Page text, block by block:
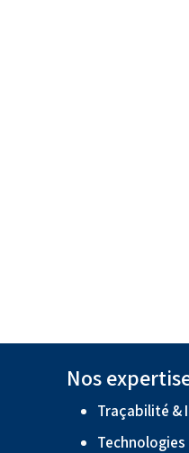
Nos
Traçabilité &
Technologies